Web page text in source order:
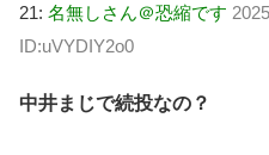
21: 名無しさん＠恐縮です
ID:uVYDIY2o0
中井まじで続投なの？